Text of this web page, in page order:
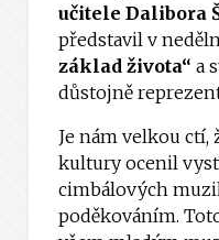
učitele Dalibora
představil v
základ života“ a
důstojně
Je nám velkou ctí,
kultury ocenil
cimbálových
poděkováním.